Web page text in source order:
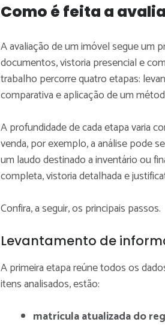
Como é feita a
A avaliação de um imóvel segue um
documentos, vistoria presencial e
trabalho percorre quatro etapas:
comparativa e aplicação de um
A profundidade de cada etapa varia
venda, por exemplo, a análise pode
um laudo destinado a inventário ou
completa, vistoria detalhada e
Confira, a seguir, os principais passos.
Levantamento de
A primeira etapa reúne todos os
itens analisados, estão:
matrícula atualizada do